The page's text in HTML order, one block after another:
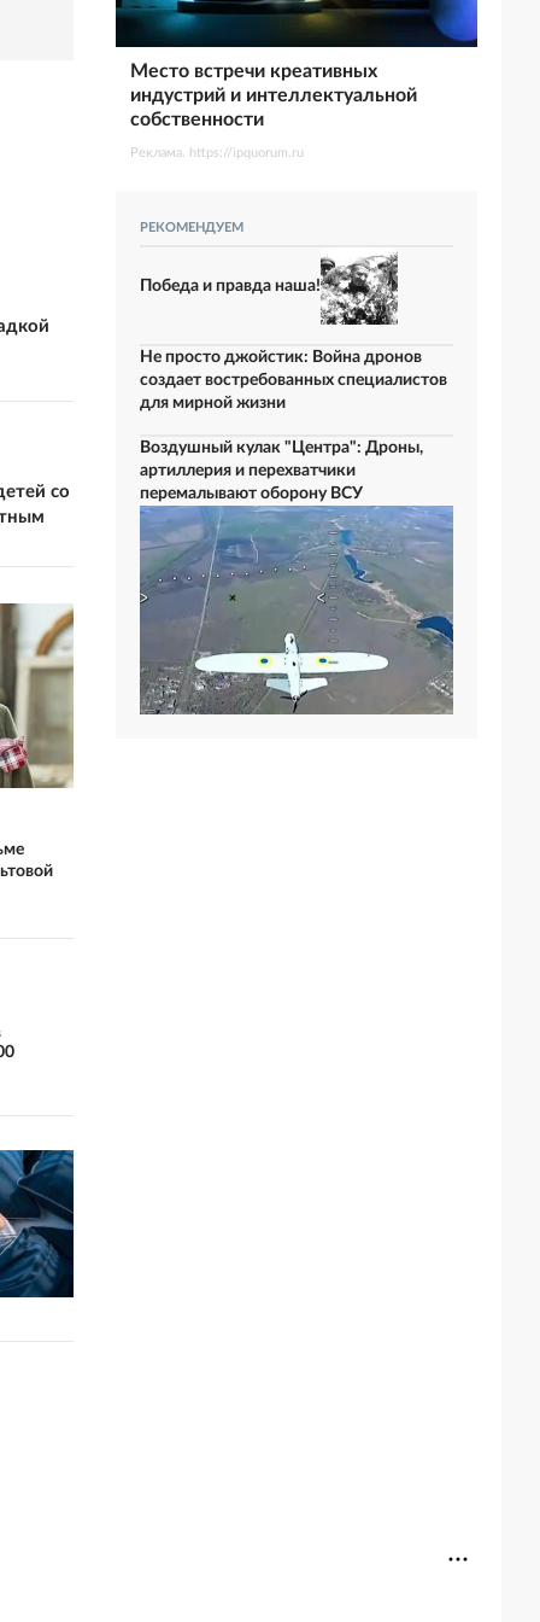
со
Место встречи креативных
индустрий и интеллектуальной
собственности
Реклама. https://ipquorum.ru
РЕКОМЕНДУЕМ
Победа и правда наша!
Не просто джойстик: Война дронов
создает востребованных специалистов
для мирной жизни
Воздушный кулак "Центра": Дроны,
артиллерия и перехватчики
перемалывают оборону ВСУ